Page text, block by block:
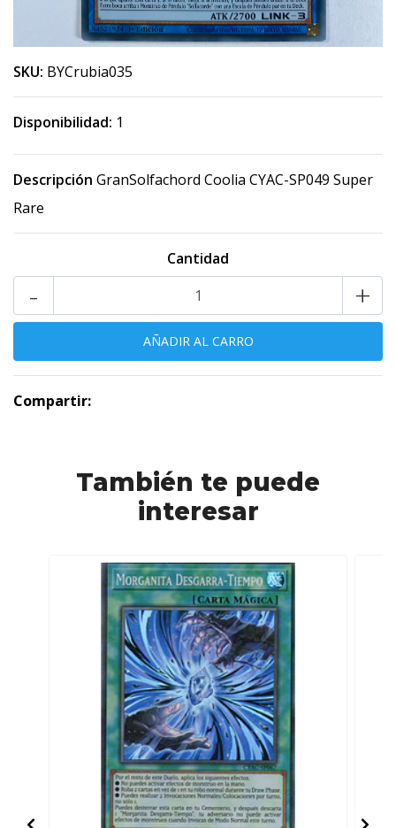
SKU: BYCrubia035
Disponibilidad: 1
Descripción GranSolfachord Coolia CYAC-SP049 Super
Rare
Cantidad
+
-
Compartir:
También te puede
interesar